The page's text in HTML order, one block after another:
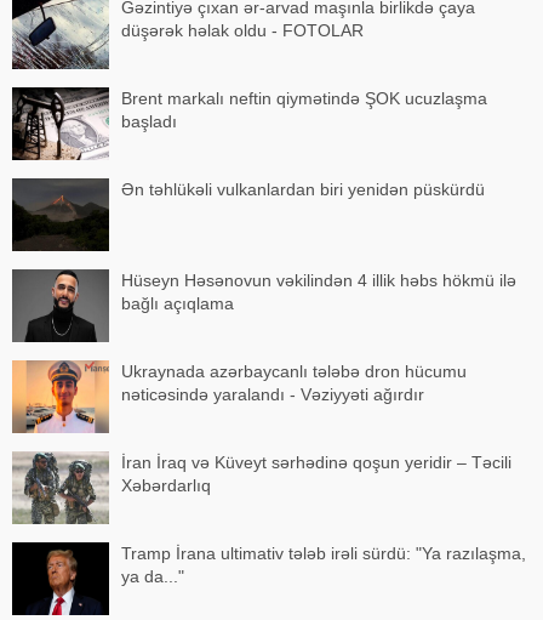
Gəzintiyə çıxan ər-arvad maşınla birlikdə çaya
düşərək həlak oldu - FOTOLAR
Brent markalı neftin qiymətində ŞOK ucuzlaşma
başladı
Ən təhlükəli vulkanlardan biri yenidən püskürdü
Hüseyn Həsənovun vəkilindən 4 illik həbs hökmü ilə
bağlı açıqlama
Ukraynada azərbaycanlı tələbə dron hücumu
nəticəsində yaralandı - Vəziyyəti ağırdır
İran İraq və Küveyt sərhədinə qoşun yeridir – Təcili
Xəbərdarlıq
Tramp İrana ultimativ tələb irəli sürdü: "Ya razılaşma,
ya da..."